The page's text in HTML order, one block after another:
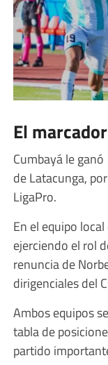
El
Cumbayá le
de Latacunga,
LigaPro.
En el equipo
ejerciendo el rol
renuncia de
dirigenciales del
Ambos equipos
tabla de
partido